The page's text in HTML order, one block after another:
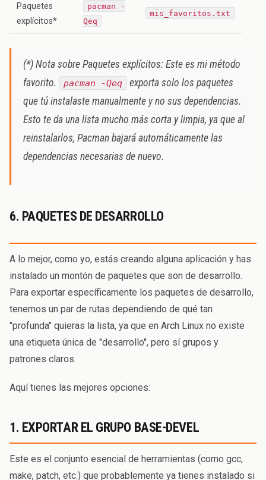
Paquetes
explícitos*
pacman -
Qeq
mis_favoritos.txt
(*) Nota sobre Paquetes explícitos: Este es mi método
favorito.
pacman -Qeq
exporta solo los paquetes
que tú instalaste manualmente y no sus dependencias.
Esto te da una lista mucho más corta y limpia, ya que al
reinstalarlos, Pacman bajará automáticamente las
dependencias necesarias de nuevo.
6. PAQUETES DE DESARROLLO
A lo mejor, como yo, estás creando alguna aplicación y has
instalado un montón de paquetes que son de desarrollo.
Para exportar específicamente los paquetes de desarrollo,
tenemos un par de rutas dependiendo de qué tan
"profunda" quieras la lista, ya que en Arch Linux no existe
una etiqueta única de "desarrollo", pero sí grupos y
patrones claros.
Aquí tienes las mejores opciones:
1. EXPORTAR EL GRUPO BASE-DEVEL
Este es el conjunto esencial de herramientas (como gcc,
make, patch, etc.) que probablemente ya tienes instalado si